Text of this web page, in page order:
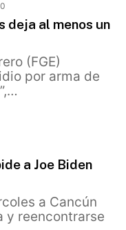
0
deja al menos un
(FGE)
por arma de
a Joe Biden
a Cancún
y reencontrarse